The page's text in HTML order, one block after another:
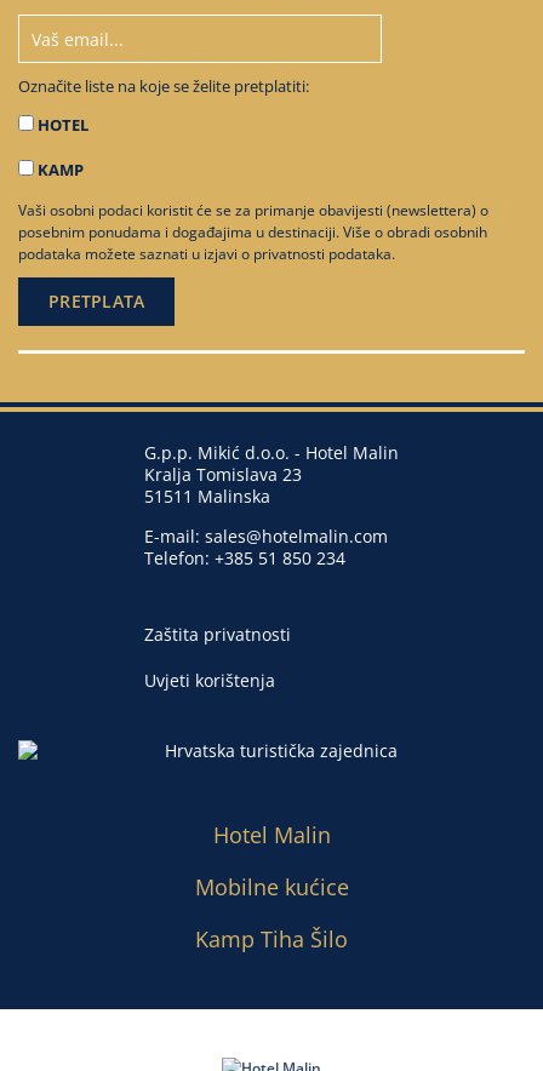
Označite liste na koje se želite pretplatiti:
HOTEL
KAMP
Vaši osobni podaci koristit će se za primanje obavijesti (newslettera) o
posebnim ponudama i događajima u destinaciji. Više o obradi osobnih
podataka možete saznati u izjavi o privatnosti podataka.
G.p.p. Mikić d.o.o. - Hotel Malin
Kralja Tomislava 23
51511 Malinska
E-mail: sales@hotelmalin.com
Telefon: +385 51 850 234
Zaštita privatnosti
Uvjeti korištenja
Hotel Malin
Mobilne kućice
Kamp Tiha Šilo